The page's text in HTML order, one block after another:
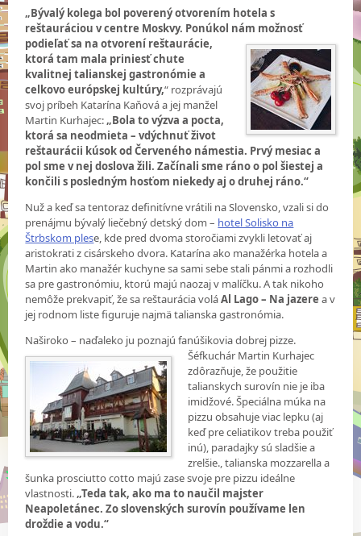
„Bývalý kolega bol poverený otvorením hotela s
reštauráciou v centre Moskvy. Ponúkol nám možnosť
podieľať sa na otvorení reštaurácie,
ktorá tam mala priniesť chute
kvalitnej talianskej gastronómie a
celkovo európskej kultúry,“ rozprávajú
svoj príbeh Katarína Kaňová a jej manžel
Martin Kurhajec:„Bola to výzva a pocta,
ktorá sa neodmieta – vdýchnuť život
reštaurácii kúsok od Červeného námestia. Prvý mesiac a
pol sme v nej doslova žili. Začínali sme ráno o pol šiestej a
končili s posledným hosťom niekedy aj o druhej ráno.“
Nuž a keď sa tentoraz definitívne vrátili na Slovensko, vzali si do
prenájmu bývalý liečebný detský dom – hotel Solisko na
Štrbskom plese, kde pred dvoma storočiami zvykli letovať aj
aristokrati z cisárskeho dvora. Katarína ako manažérka hotela a
Martin ako manažér kuchyne sa sami sebe stali pánmi a rozhodli
sa pre gastronómiu, ktorú majú naozaj v malíčku. A tak nikoho
nemôže prekvapiť, že sa reštaurácia voláAl Lago – Na jazere a v
jej rodnom liste figuruje najmä talianska gastronómia.
Naširoko – naďaleko ju poznajú fanúšikovia dobrej pizze.
Šéfkuchár Martin Kurhajec
zdôrazňuje, že použitie
talianskych surovín nie je iba
imidžové. Špeciálna múka na
pizzu obsahuje viac lepku (aj
keď pre celiatikov treba použiť
inú), paradajky sú sladšie a
zrelšie., talianska mozzarella a
šunka prosciutto cotto majú zase svoje pre pizzu ideálne
vlastnosti.„Teda tak, ako ma to naučil majster
Neapoletánec. Zo slovenských surovín používame len
droždie a vodu.“